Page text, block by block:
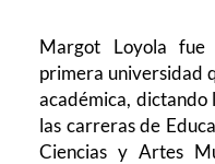
Margot Loyola
primera universidad
académica,
las carreras de
Ciencias y Artes